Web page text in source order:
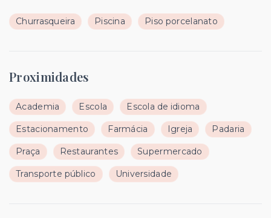
Churrasqueira Piscina Piso porcelanato
Proximidades
Academia Escola Escola de idioma
Estacionamento Farmácia Igreja Padaria
Praça Restaurantes Supermercado
Transporte público Universidade